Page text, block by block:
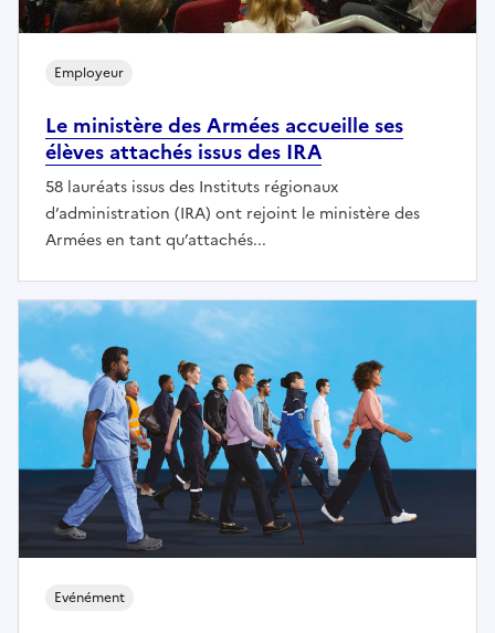
Le ministère des Armées accueille ses
élèves attachés issus des IRA
Employeur
58 lauréats issus des Instituts régionaux
d’administration (IRA) ont rejoint le ministère des
Armées en tant qu’attachés...
Evénément